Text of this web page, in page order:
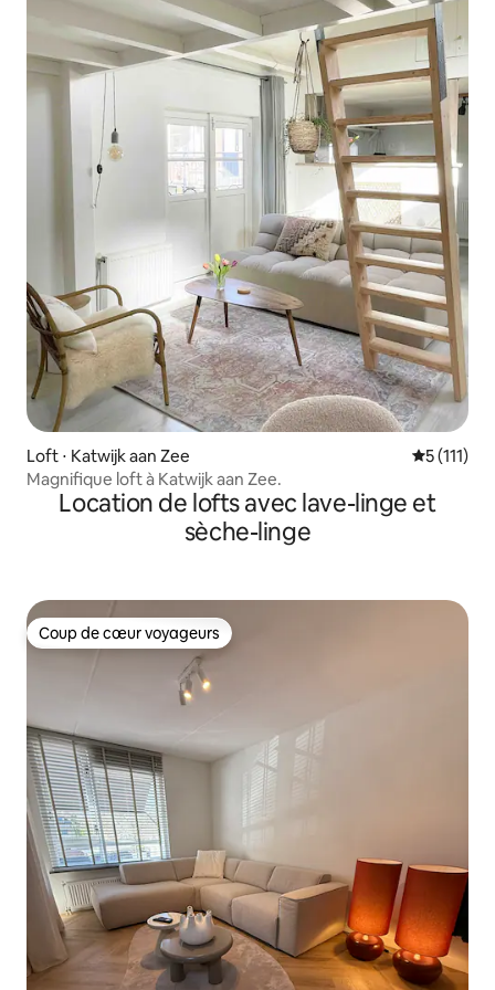
Loft ⋅ Katwijk aan Zee Évaluation
5 (111)
Magnifique loft à Katwijk aan Zee.
Location de lofts avec lave-linge et
sèche-linge
Coup de cœur voyageurs
Coup de cœur voyageurs